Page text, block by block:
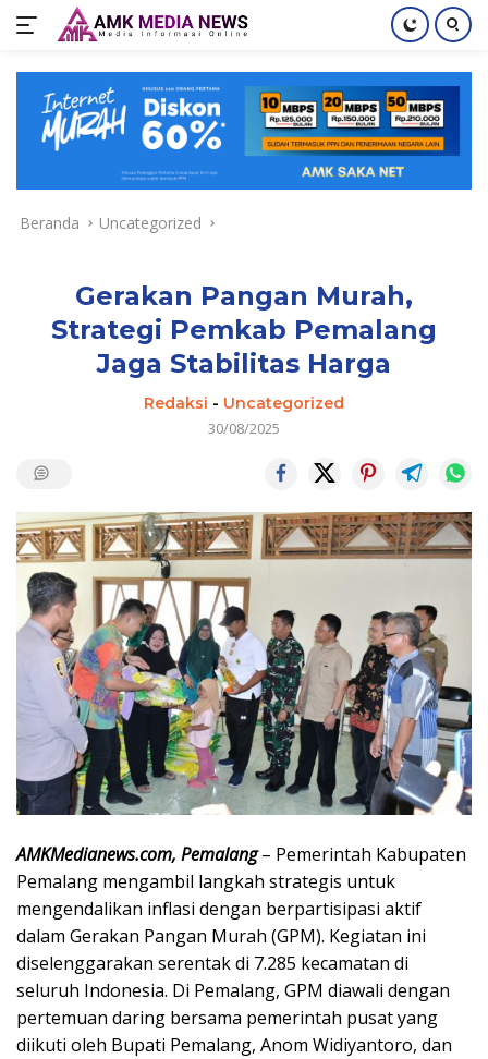
konten
Beranda Uncategorized
Gerakan Pangan Murah,
Strategi Pemkab Pemalang
Jaga Stabilitas Harga
Redaksi - Uncategorized
30/08/2025
AMKMedianews.com, Pemalang– Pemerintah Kabupaten
Pemalang mengambil langkah strategis untuk
mengendalikan inflasi dengan berpartisipasi aktif
dalam Gerakan Pangan Murah (GPM). Kegiatan ini
diselenggarakan serentak di 7.285 kecamatan di
seluruh Indonesia. Di Pemalang, GPM diawali dengan
pertemuan daring bersama pemerintah pusat yang
diikuti oleh Bupati Pemalang, Anom Widiyantoro, dan